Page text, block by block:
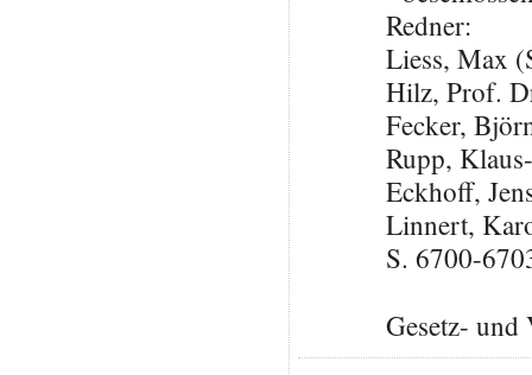
Redner:
Liess, Max
Hilz, Prof.
Fecker,
Rupp,
Eckhoff,
Linnert,
S. 6700-
Gesetz-